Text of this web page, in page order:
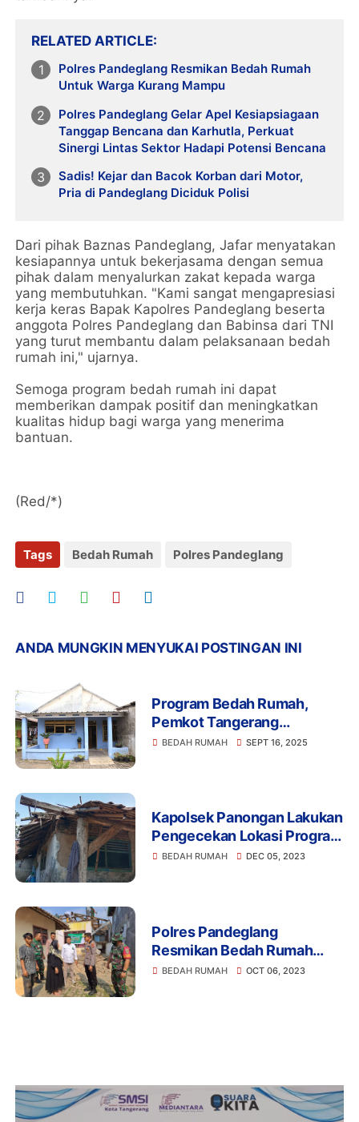
RELATED ARTICLE
Polres Pandeglang Resmikan Bedah Rumah
Untuk Warga Kurang Mampu
Polres Pandeglang Gelar Apel Kesiapsiagaan
Tanggap Bencana dan Karhutla, Perkuat
Sinergi Lintas Sektor Hadapi Potensi Bencana
Sadis! Kejar dan Bacok Korban dari Motor,
Pria di Pandeglang Diciduk Polisi
Dari pihak Baznas Pandeglang, Jafar menyatakan
kesiapannya untuk bekerjasama dengan semua
pihak dalam menyalurkan zakat kepada warga
yang membutuhkan. "Kami sangat mengapresiasi
kerja keras Bapak Kapolres Pandeglang beserta
anggota Polres Pandeglang dan Babinsa dari TNI
yang turut membantu dalam pelaksanaan bedah
rumah ini," ujarnya.
Semoga program bedah rumah ini dapat
memberikan dampak positif dan meningkatkan
kualitas hidup bagi warga yang menerima
bantuan.
(Red/*)
Tags Bedah Rumah Polres Pandeglang
ANDA MUNGKIN MENYUKAI POSTINGAN INI
Program Bedah Rumah,
Pemkot Tangerang
Rampungkan Renovasi 785
BEDAH RUMAH SEPT 16, 2025
Kapolsek Panongan Lakukan
Pengecekan Lokasi Program
Bedah Rumah
BEDAH RUMAH DEC 05, 2023
Polres Pandeglang
Resmikan Bedah Rumah
Untuk Warga Kurang Mampu
BEDAH RUMAH OCT 06, 2023